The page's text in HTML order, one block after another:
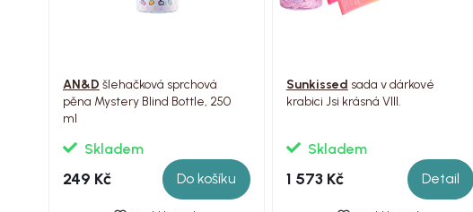
AN&D šlehačková sprchová
pěna Mystery Blind Bottle, 250
ml
Skladem
249 Kč Do košíku
Sunkissed sada v dárkové
krabici Jsi krásná VIII.
Skladem
1 573 Kč Detail